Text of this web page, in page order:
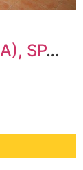
, SPANJE